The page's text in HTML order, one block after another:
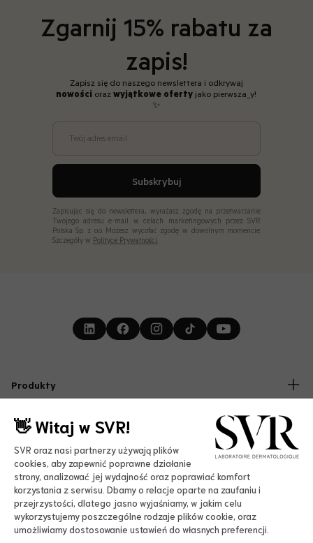
Zgarnij 15% rabatu za
zapis!
Zapisz się do naszego newslettera i odkrywaj
nowości orazwyjątkowe oferty jako pierwsza_y!
✨
Twój adres email
Subskrybuj
Zapisując się do newslettera, wyrażasz zgodę na przetwarzanie
Twojego adresu e-mail w celach marketingowych przez SVR
Polska Sp. z o.o. Możesz wycofać zgodę w dowolnym momencie.
Szczegóły w Polityce Prywatności.
Produkty
Ciało
Słońce
Bestsellery
Accessibility
Laboratorium
Nasz Manifest
Kresk 4 Ocean
Dysruptory endokrynne
Nasze inicjatywy
Kariera
Oferty
ZESTAWY PROMOCYJNE
Darmowa dostawa już od 200 zł
-15% przy zapisie do newslettera
Pomoc
👋 Witaj w SVR!
SVR oraz nasi partnerzy używają plików
cookies, aby zapewnić poprawne działanie
strony, analizować jej wydajność oraz poprawiać komfort
korzystania z serwisu. Dbamy o relacje oparte na zaufaniu i
przejrzystości, dlatego jasno wyjaśniamy, w jakim celu
wykorzystujemy poszczególne rodzaje plików cookie, oraz
umożliwiamy dostosowanie ustawień do własnych preferencji.